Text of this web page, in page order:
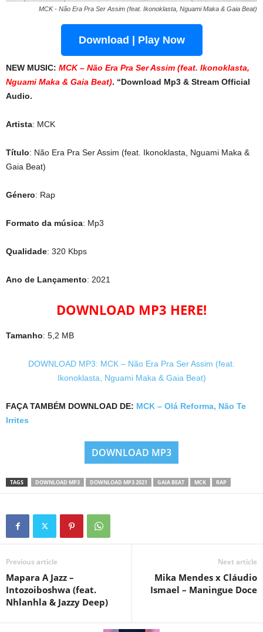
MCK - Não Era Pra Ser Assim (feat. Ikonoklasta, Nguami Maka & Gaia Beat)
Download | Play Now
NEW MUSIC: MCK – Não Era Pra Ser Assim (feat. Ikonoklasta,
Nguami Maka & Gaia Beat). “Download Mp3 & Stream Official
Audio.
Artista: MCK
Título: Não Era Pra Ser Assim (feat. Ikonoklasta, Nguami Maka &
Gaia Beat)
Género: Rap
Formato da música: Mp3
Qualidade: 320 Kbps
Ano de Lançamento: 2021
DOWNLOAD MP3 HERE!
Tamanho: 5,2 MB
DOWNLOAD MP3: MCK – Não Era Pra Ser Assim (feat.
Ikonoklasta, Nguami Maka & Gaia Beat)
FAÇA TAMBÉM DOWNLOAD DE: MCK – Olá Reforma, Não Te
Irrites
DOWNLOAD MP3
TAGS DOWNLOAD MP3 DOWNLOAD MP3 2021 GAIA BEAT MCK RAP
Previous article
Mapara A Jazz –
Intozoiboshwa (feat.
Nhlanhla & Jazzy Deep)
Next article
Mika Mendes x Cláudio
Ismael – Maningue Doce